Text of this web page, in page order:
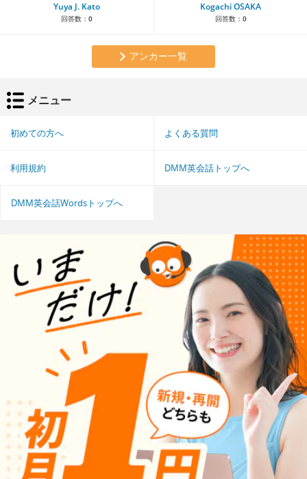
Yuya J. Kato
回答数： 0
Kogachi OSAKA
回答数： 0
アンカー一覧
メニュー
初めての方へ よくある質問
利用規約 DMM英会話トップへ
DMM英会話Wordsトップへ